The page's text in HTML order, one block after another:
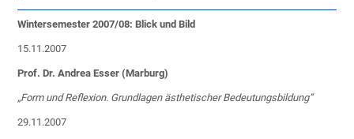
Wintersemester 2007/08: Blick und Bild
15.11.2007
Prof. Dr. Andrea Esser (Marburg)
„Form und Reflexion. Grundlagen ästhetischer Bedeutungsbildung”
29.11.2007